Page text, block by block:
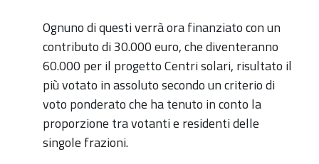
Ognuno di questi verrà ora finanziato con un
contributo di 30.000 euro, che diventeranno
60.000 per il progetto Centri solari, risultato il
più votato in assoluto secondo un criterio di
voto ponderato che ha tenuto in conto la
proporzione tra votanti e residenti delle
singole frazioni.